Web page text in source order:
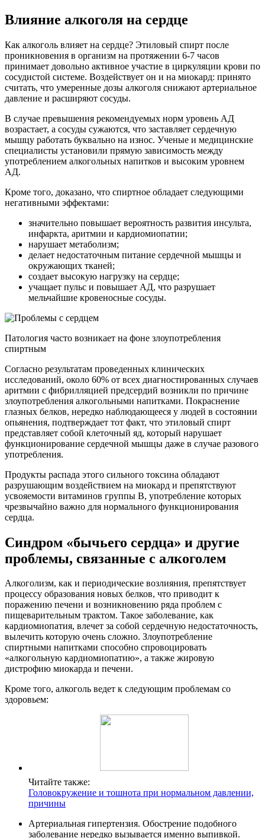
Влияние алкоголя на сердце
Как алкоголь влияет на сердце? Этиловый спирт после
проникновения в организм на протяжении 6-7 часов
принимает довольно активное участие в циркуляции крови по
сосудистой системе. Воздействует он и на миокард: принято
считать, что умеренные дозы алкоголя снижают артериальное
давление и расширяют сосуды.
В случае превышения рекомендуемых норм уровень АД
возрастает, а сосуды сужаются, что заставляет сердечную
мышцу работать буквально на износ. Ученые и медицинские
специалисты установили прямую зависимость между
употреблением алкогольных напитков и высоким уровнем
АД.
Кроме того, доказано, что спиртное обладает следующими
негативными эффектами:
значительно повышает вероятность развития инсульта,
инфаркта, аритмии и кардиомиопатии;
нарушает метаболизм;
делает недостаточным питание сердечной мышцы и
окружающих тканей;
создает высокую нагрузку на сердце;
учащает пульс и повышает АД, что разрушает
мельчайшие кровеносные сосуды.
Патология часто возникает на фоне злоупотребления
спиртным
Согласно результатам проведенных клинических
исследований, около 60% от всех диагностированных случаев
аритмии с фибрилляцией предсердий возникли по причине
злоупотребления алкогольными напитками. Покраснение
глазных белков, нередко наблюдающееся у людей в состоянии
опьянения, подтверждает тот факт, что этиловый спирт
представляет собой клеточный яд, который нарушает
функционирование сердечной мышцы даже в случае разового
употребления.
Продукты распада этого сильного токсина обладают
разрушающим воздействием на миокард и препятствуют
усвояемости витаминов группы B, употребление которых
чрезвычайно важно для нормального функционирования
сердца.
Синдром «бычьего сердца» и другие
проблемы, связанные с алкоголем
Алкоголизм, как и периодические возлияния, препятствует
процессу образования новых белков, что приводит к
поражению печени и возникновению ряда проблем с
пищеварительным трактом. Такое заболевание, как
кардиомиопатия, влечет за собой сердечную недостаточность,
вылечить которую очень сложно. Злоупотребление
спиртными напитками способно спровоцировать
«алкогольную кардиомиопатию», а также жировую
дистрофию миокарда и печени.
Кроме того, алкоголь ведет к следующим проблемам со
здоровьем:
Читайте также:
Головокружение и тошнота при нормальном давлении,
причины
Артериальная гипертензия. Обострение подобного
заболевание нередко вызывается именно выпивкой.